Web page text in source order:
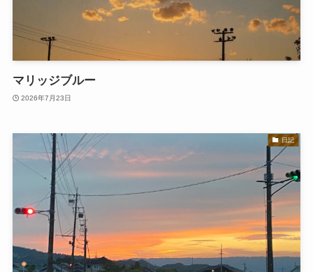
マリッジブルー
2026年7月23日
日記